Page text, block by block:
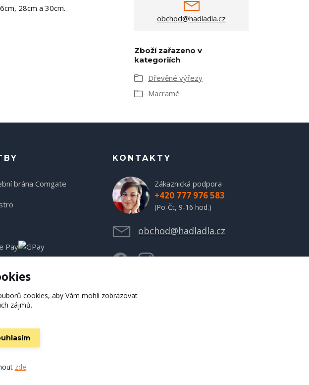
28cm a 30cm.
obchod@hadladla.cz
Zboží zařazeno v
kategoriích
Dřevěné výřezy
Macramé
KONTAKTY
Zákaznická podpora
+420 777 976 583
(Po-Čt, 9-16 hod.)
obchod@hadladla.cz
cookies, aby Vám mohli zobrazovat
zájmů.
zde.